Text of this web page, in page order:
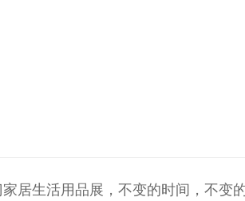
家居生活用品展，不变的时间，不变